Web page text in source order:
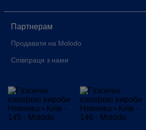
Партнерам
Продавати на Molodo
Співпраця з нами